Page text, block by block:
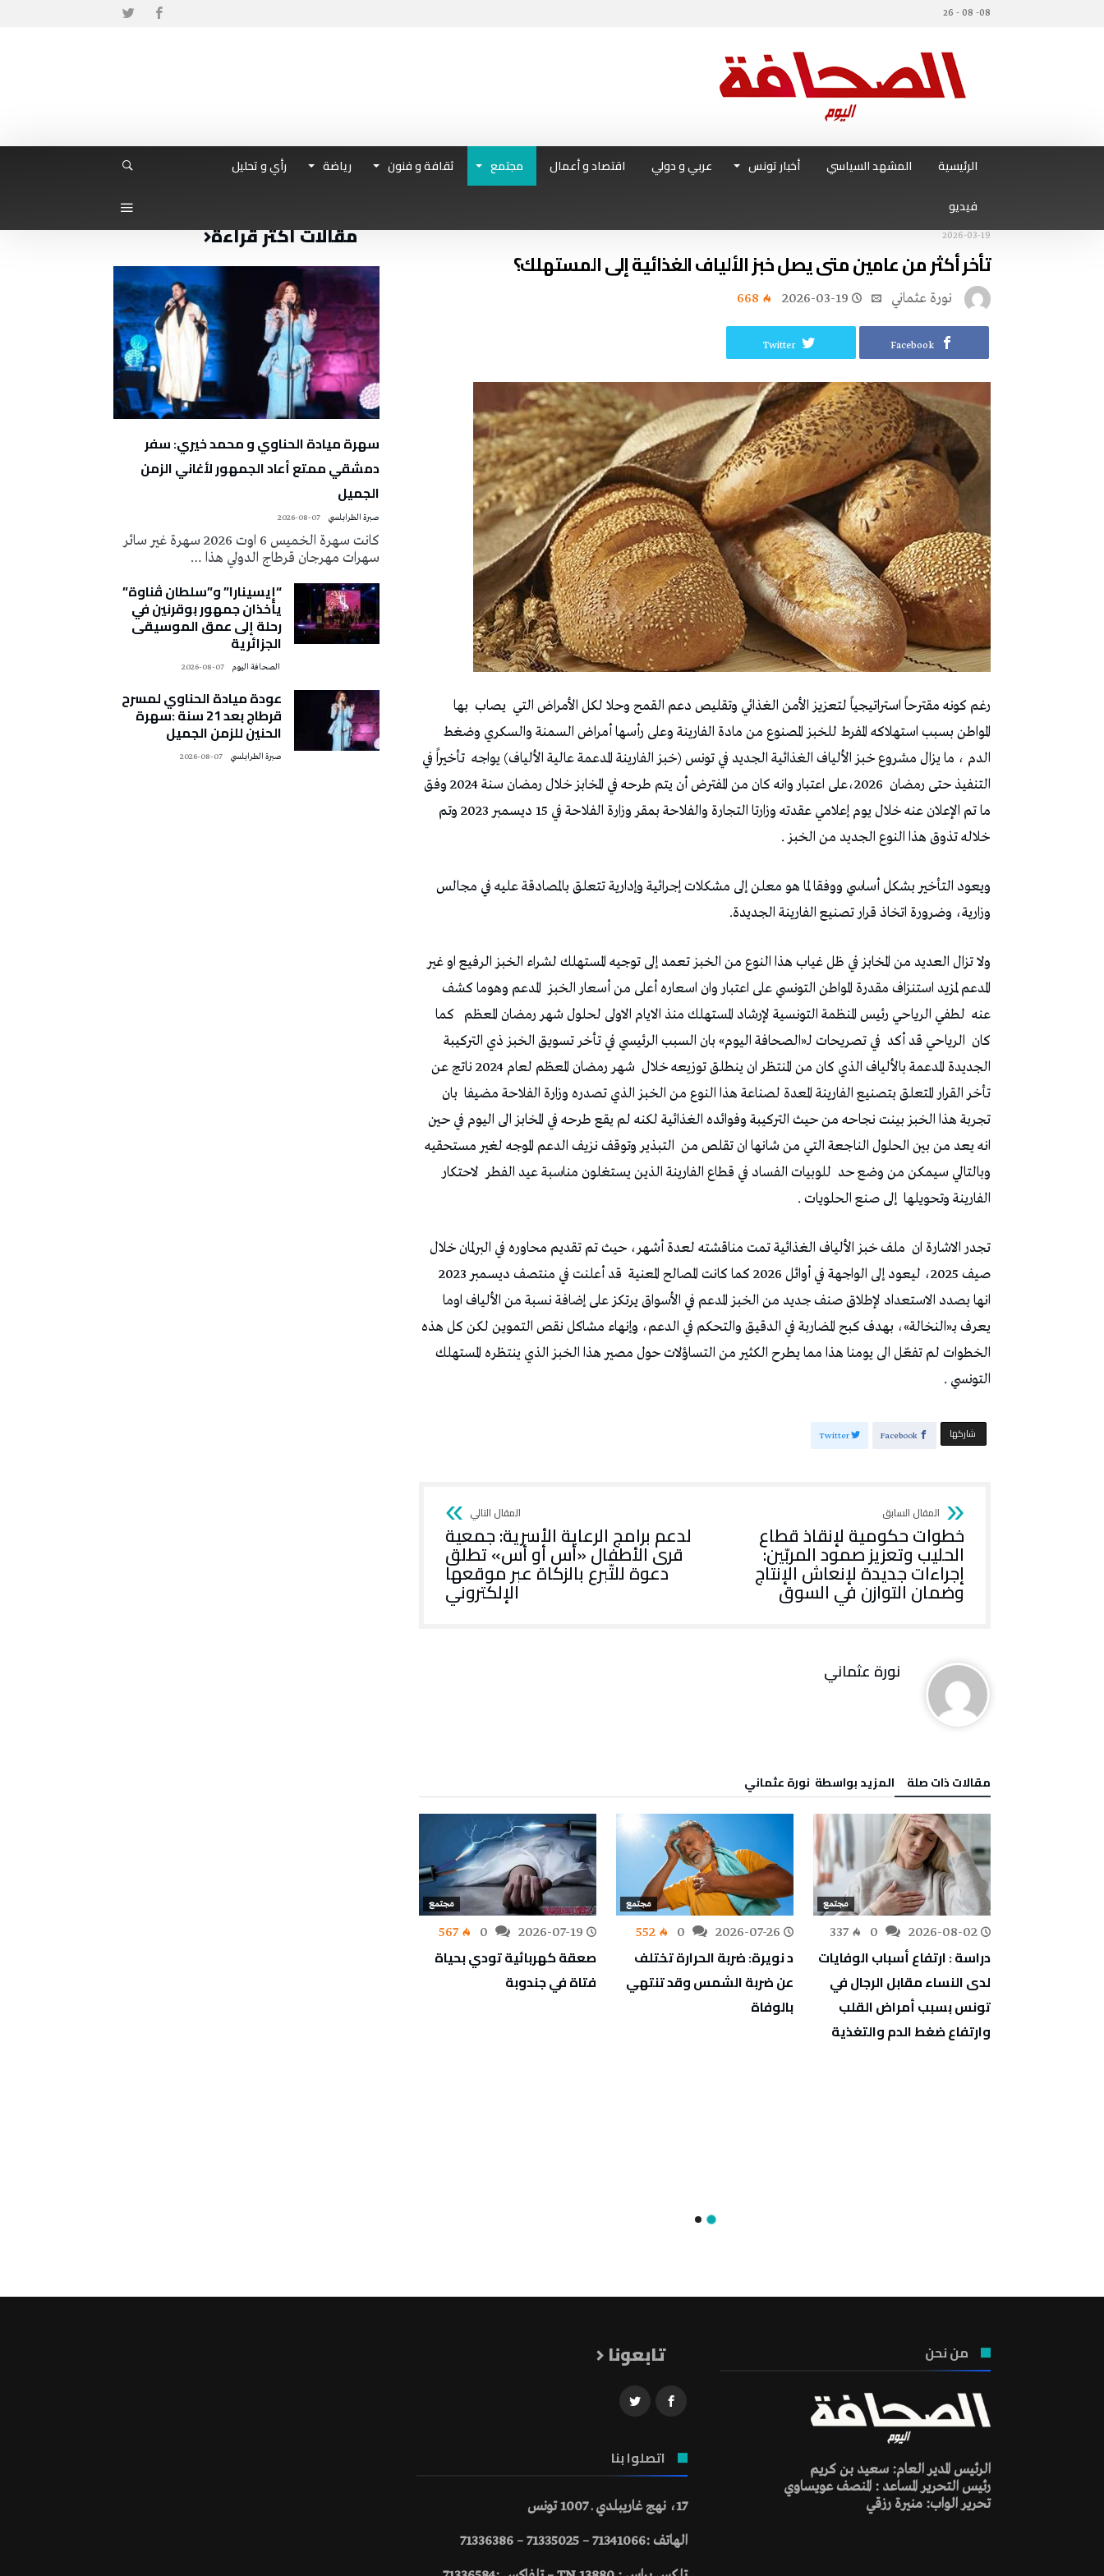
08- 08 - 26
الرئيسية المشهد السياسي أخبار تونس عربي و دولي اقتصاد و أعمال مجتمع ثقافة و فنون رياضة
رأي و تحليل
فيديو
2026-03-19
تأخر أكثر من عامين متى يصل خبز الألياف الغذائية إلى المستهلك؟
نورة‭ ‬عثماني‭ 2026-03-19
668
Facebook
Twitter
رغم كونه مقترحاً استراتيجياً لتعزيز الأمن الغذائي وتقليص دعم القمح وحلا لكل الأمراض التي يصاب بها
المواطن بسبب استهلاكه المفرط للخبز المصنوع من مادة الفارينة وعلى رأسها أمراض السمنة والسكري وضغط
الدم ، ما يزال مشروع خبز الألياف الغذائية الجديد في تونس (خبز الفارينة المدعمة عالية الألياف) يواجه تأخيراً في
التنفيذ حتى رمضان
2026،على اعتبار وانه كان من المفترض أن يتم طرحه في المخابز خلال رمضان سنة 2024 وفق
ما تم الإعلان عنه خلال يوم إعلامي عقدته وزارتا التجارة والفلاحة بمقر وزارة الفلاحة في 15 ديسمبر 2023 وتم
خلاله تذوق هذا النوع الجديد من الخبز .
ويعود التأخير بشكل أساسي ووفقا لما هو معلن إلى مشكلات إجرائية وإدارية تتعلق بالمصادقة عليه في مجالس
وزارية، وضرورة اتخاذ قرار تصنيع الفارينة الجديدة.
ولا تزال العديد من المخابز في ظل غياب هذا النوع من الخبز تعمد إلى توجيه المستهلك لشراء الخبز الرفيع او غير
المدعم لمزيد استنزاف مقدرة المواطن التونسي على اعتبار وان اسعاره أعلى من أسعار الخبز المدعم وهوما كشف
عنه لطفي الرياحي رئيس المنظمة التونسية لإرشاد المستهلك منذ الايام الاولى لحلول شهر رمضان المعظم
كما
كان الرياحي قد أكد في تصريحات لـ«الصحافة اليوم» بان السبب الرئيسي في تأخر تسويق الخبز ذي التركيبة
الجديدة المدعمة بالألياف الذي كان من المنتظر ان ينطلق توزيعه خلال
شهر رمضان المعظم لعام 2024 ناتج عن
تأخر القرار المتعلق بتصنيع الفارينة المعدة لصناعة هذا النوع من الخبز الذي تصدره وزارة الفلاحة مضيفا بان
تجربة هذا الخبز بينت نجاحه من حيث التركيبة وفوائده الغذائية لكنه لم يقع طرحه في المخابز الى اليوم في حين
انه يعد من بين الحلول الناجعة التي من شانها ان تقلص من التبذير وتوقف نزيف الدعم الموجه لغير مستحقيه
وبالتالي سيمكن من وضع حد للوبيات الفساد في قطاع الفارينة الذين يستغلون مناسبة عيد الفطر لاحتكار
الفارينة وتحويلها إلى صنع الحلويات .
تجدر الاشارة ان ملف خبز الألياف الغذائية تمت مناقشته لعدة أشهر، حيث تم تقديم محاوره في البرلمان خلال
صيف 2025، ليعود إلى الواجهة في أوائل 2026 كما كانت المصالح المعنية
قد أعلنت في منتصف ديسمبر 2023
انها بصدد الاستعداد لإطلاق صنف جديد من الخبز المدعم في الأسواق يرتكز على إضافة نسبة من الألياف اوما
يعرف بـ«النخالة»، بهدف كبح المضاربة في الدقيق والتحكم في الدعم، وإنهاء مشاكل نقص التموين لكن كل هذه
الخطوات لم تفعّل الى يومنا هذا مما يطرح الكثير من التساؤلات حول مصير هذا الخبز الذي ينتظره المستهلك
التونسي .
‫‫ شاركها‬ Facebook
Twitter
خطوات حكومية لإنقاذ قطاع
الحليب وتعزيز صمود المربّين:
إجراءات جديدة لإنعاش الإنتاج
وضمان التوازن في السوق
لدعم برامج الرعاية الأسرية: جمعية
قرى الأطفال «أس أو أس» تطلق
دعوة للتّبرع بالزكاة عبر موقعها
الإلكتروني
نورة‭ ‬عثماني‭
‫مقالات ذات صلة‬ ‫‫المزيد بواسطة‬ ‬ نورة‭ ‬عثماني‭
مجتمع
2026-08-02
337
دراسة : ارتفاع أسباب الوفايات
لدى النساء مقابل الرجال في
تونس بسبب أمراض القلب
وارتفاع ضغط الدم والتغذية
مجتمع
2026-07-26
552
د نويرة: ضربة الحرارة تختلف
عن ضربة الشمس وقد تنتهي
بالوفاة
مجتمع
2026-07-19
567
صعقة كهربائية تودي بحياة
فتاة في جندوبة
مقالات أكثر قراءة
سهرة ميادة الحناوي و محمد خيري: سفر
دمشقي ممتع أعاد الجمهور لأغاني الزمن
الجميل
صبرة الطرابلسي 2026-08-07
كانت سهرة الخميس 6 اوت 2026 سهرة غير سائر
سهرات مهرجان قرطاج الدولي هذا …
“إيسينارا” و”سلطان ڤناوة”
يأخذان جمهور بوقرنين في
رحلة إلى عمق الموسيقى
الجزائرية
2026-08-07
عودة ميادة الحناوي لمسرح
قرطاج بعد 21 سنة :سهرة
الحنين للزمن الجميل
صبرة الطرابلسي 2026-08-07
من نحن
الرئيس المدير العام: سعيد بن كريم
رئيس التحرير المساعد : المنصف عويساوي
تحرير الواب: منيرة رزقي
تابعونا
اتصلوا بنا
17، نهج غاريبلدي ـ 1007 تونس
الهاتف :71341066 – 71335025 – 71336386